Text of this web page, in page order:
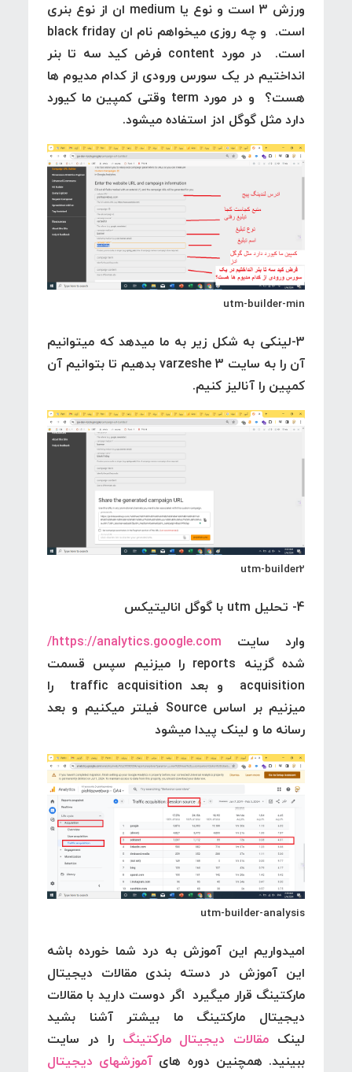
ورزش 3 است و نوع یا medium ان از نوع بنری
است. و چه روزی میخواهم نام ان black friday
است. در مورد content فرض کید سه تا بنر
انداختیم در یک سورس ورودی از کدام مدیوم ها
هست؟ و در مورد term وقتی کمپین ما کیورد
دارد مثل گوگل ادز استفاده میشود.
utm-builder-min
3-لینکی به شکل زیر به ما میدهد که میتوانیم
آن را به سایت varzeshe 3 بدهیم تا بتوانیم آن
کمپین را آنالیز کنیم.
utm-builder2
4- تحلیل utm با گوگل انالیتیکس
وارد سایت https://analytics.google.com/
شده گزینه reports را میزنیم سپس قسمت
acquisition و بعد traffic acquisition را
میزنیم بر اساس Source فیلتر میکنیم و بعد
رسانه ما و لینک پیدا میشود
utm-builder-analysis
امیدواریم این آموزش به درد شما خورده باشه
این آموزش در دسته بندی مقالات دیجیتال
مارکتینگ قرار میگیرد اگر دوست دارید با مقالات
دیجیتال مارکتینگ ما بیشتر آشنا بشید
لینک مقالات دیجیتال مارکتینگ را در سایت
ببینید. همچنین دوره های آموزشهای دیجیتال